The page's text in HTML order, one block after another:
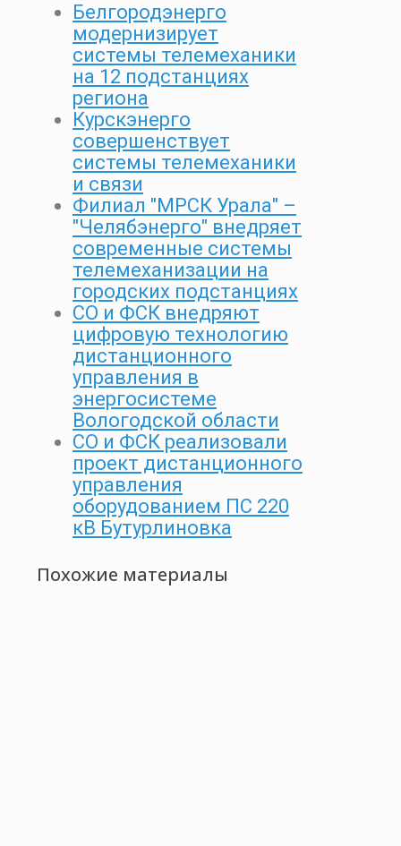
Белгородэнерго
модернизирует
системы телемеханики
на 12 подстанциях
региона
Курскэнерго
совершенствует
системы телемеханики
и связи
Филиал "МРСК Урала" –
"Челябэнерго" внедряет
современные системы
телемеханизации на
городских подстанциях
СО и ФСК внедряют
цифровую технологию
дистанционного
управления в
энергосистеме
Вологодской области
СО и ФСК реализовали
проект дистанционного
управления
оборудованием ПС 220
кВ Бутурлиновка
Похожие материалы